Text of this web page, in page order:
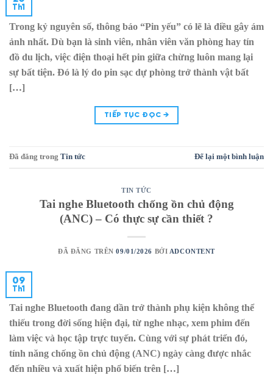
Th1
Trong kỷ nguyên số, thông báo “Pin yếu” có lẽ là điều gây ám
ảnh nhất. Dù bạn là sinh viên, nhân viên văn phòng hay tín
đồ du lịch, việc điện thoại hết pin giữa chừng luôn mang lại
sự bất tiện. Đó là lý do pin sạc dự phòng trở thành vật bất
[…]
TIẾP TỤC ĐỌC →
Đã đăng trong Tin tức Để lại một bình luận
TIN TỨC
Tai nghe Bluetooth chống ồn chủ động
(ANC) – Có thực sự cần thiết ?
ĐÃ ĐĂNG TRÊN09/01/2026 BỞI ADCONTENT
09
Th1
Tai nghe Bluetooth đang dần trở thành phụ kiện không thể
thiếu trong đời sống hiện đại, từ nghe nhạc, xem phim đến
làm việc và học tập trực tuyến. Cùng với sự phát triển đó,
tính năng chống ồn chủ động (ANC) ngày càng được nhắc
đến nhiều và xuất hiện phổ biến trên […]